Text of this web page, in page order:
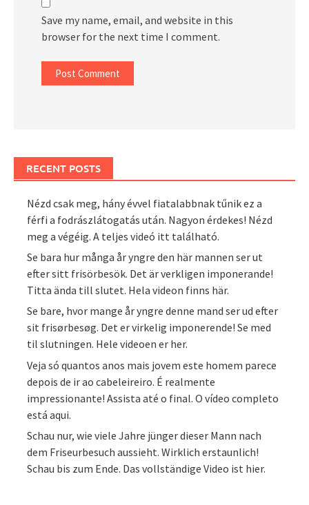
Save my name, email, and website in this
browser for the next time I comment.
RECENT POSTS
Nézd csak meg, hány évvel fiatalabbnak tűnik ez a
férfi a fodrászlátogatás után. Nagyon érdekes! Nézd
meg a végéig. A teljes videó itt található.
Se bara hur många år yngre den här mannen ser ut
efter sitt frisörbesök. Det är verkligen imponerande!
Titta ända till slutet. Hela videon finns här.
Se bare, hvor mange år yngre denne mand ser ud efter
sit frisørbesøg. Det er virkelig imponerende! Se med
til slutningen. Hele videoen er her.
Veja só quantos anos mais jovem este homem parece
depois de ir ao cabeleireiro. É realmente
impressionante! Assista até o final. O vídeo completo
está aqui.
Schau nur, wie viele Jahre jünger dieser Mann nach
dem Friseurbesuch aussieht. Wirklich erstaunlich!
Schau bis zum Ende. Das vollständige Video ist hier.